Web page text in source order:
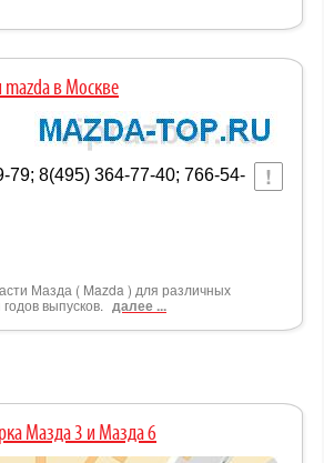
mazda в Москве
79; 8(495) 364-77-40; 766-54-
Мазда ( Mazda ) для различных
выпусков. далее ...
Мазда 3 и Мазда 6